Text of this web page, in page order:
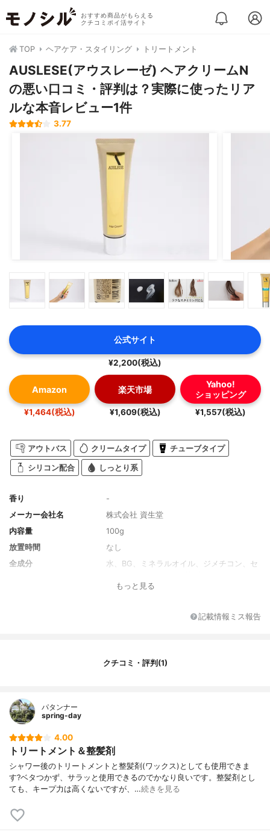
おすすめ商品がもらえる
クチコミポイ活サイト
TOP ヘアケア・スタイリング トリートメント
AUSLESE(アウスレーゼ) ヘアクリームN
の悪い口コミ・評判は？実際に使ったリア
ルな本音レビュー1件
3.77
公式サイト
¥2,200(税込)
Amazon
¥1,464(税込)
楽天市場
¥1,609(税込)
Yahoo!
ショッピング
¥1,557(税込)
アウトバス クリームタイプ チューブタイプ
シリコン配合 しっとり系
香り
-
メーカー会社名
株式会社 資生堂
内容量
100g
放置時間
なし
全成分
水、BG、ミネラルオイル、ジメチコン、セ
70グリセリル、ワセリン、ステアリルアル
キス、PG、エタノール、トコフェロール、
もっと見る
記載情報ミス報告
クチコミ・評判(1)
パタンナー
spring-day
4.00
トリートメント＆整髪剤
シャワー後のトリートメントと整髪剤(ワックス)としても使用できま
す?ベタつかず、サラッと使用できるのでかなり良いです。整髪剤とし
ても、キープ力は高くないですが、…続きを見る